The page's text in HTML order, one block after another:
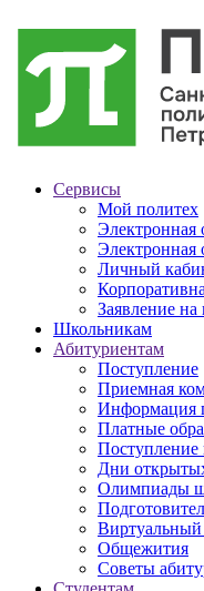
Сервисы
Мой политех
Электронная
Электронная
Личный
Заявление
Школьникам
Абитуриентам
Поступление
Приемная
Информация
Платные
Поступление
Дни
Олимпиады
Общежития
Советы